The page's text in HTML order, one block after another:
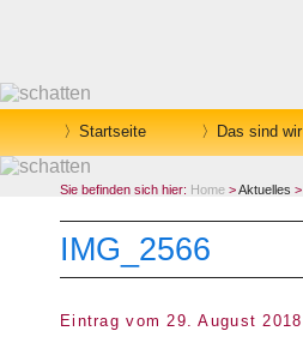
Startseite Das sind wir
Sie befinden sich hier: Home >Aktuelles >
IMG_2566
Eintrag vom 29. August 2018